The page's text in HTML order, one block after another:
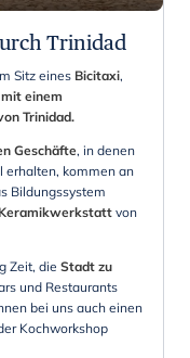
Trinidad
Sitz eines Bicitaxi,
mit einem
Trinidad.
Geschäfte, in denen
erhalten, kommen an
Bildungssystem
Keramikwerkstatt von
Zeit, die Stadt zu
und Restaurants
bei uns auch einen
Kochworkshop